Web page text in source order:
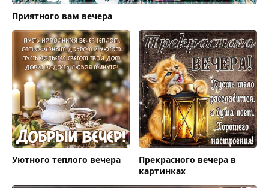
Приятного вам вечера
Уютного теплого вечера
Прекрасного вечера в
картинках